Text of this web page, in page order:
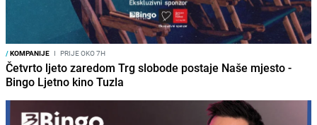
/KOMPANIJE I PRIJE OKO 7H
Četvrto ljeto zaredom Trg slobode postaje Naše mjesto -
Bingo Ljetno kino Tuzla